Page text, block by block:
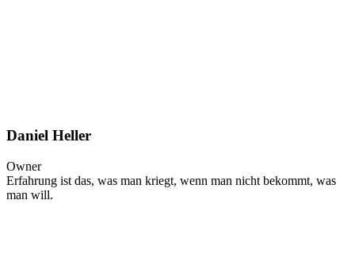
Daniel Heller
Owner
Erfahrung ist das, was man kriegt, wenn man nicht bekommt, was
man will.